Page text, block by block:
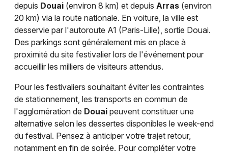
depuis Douai (environ 8 km) et depuis Arras (environ
20 km) via la route nationale. En voiture, la ville est
desservie par l'autoroute A1 (Paris-Lille), sortie Douai.
Des parkings sont généralement mis en place à
proximité du site festivalier lors de l'événement pour
accueillir les milliers de visiteurs attendus.
Pour les festivaliers souhaitant éviter les contraintes
de stationnement, les transports en commun de
l'agglomération de Douai peuvent constituer une
alternative selon les dessertes disponibles le week-end
du festival. Pensez à anticiper votre trajet retour,
notamment en fin de soirée. Pour compléter votre